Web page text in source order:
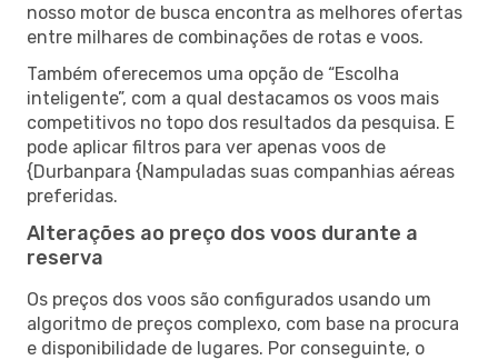
nosso motor de busca encontra as melhores ofertas
entre milhares de combinações de rotas e voos.
Também oferecemos uma opção de “Escolha
inteligente”, com a qual destacamos os voos mais
competitivos no topo dos resultados da pesquisa. E
pode aplicar filtros para ver apenas voos de
{Durbanpara {Nampuladas suas companhias aéreas
preferidas.
Alterações ao preço dos voos durante a
reserva
Os preços dos voos são configurados usando um
algoritmo de preços complexo, com base na procura
e disponibilidade de lugares. Por conseguinte, o